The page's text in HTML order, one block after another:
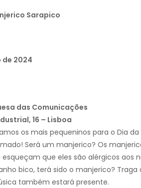
Sarapico
de 2024
das Comunicações
16 – Lisboa
os mais pequeninos para o Dia
Será um manjerico? Os
que eles são alérgicos aos
bico, terá sido o manjerico?
também estará presente.